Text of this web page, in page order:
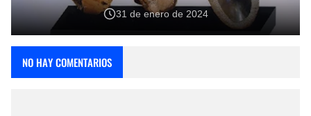
31 de enero de 2024
NO HAY COMENTARIOS